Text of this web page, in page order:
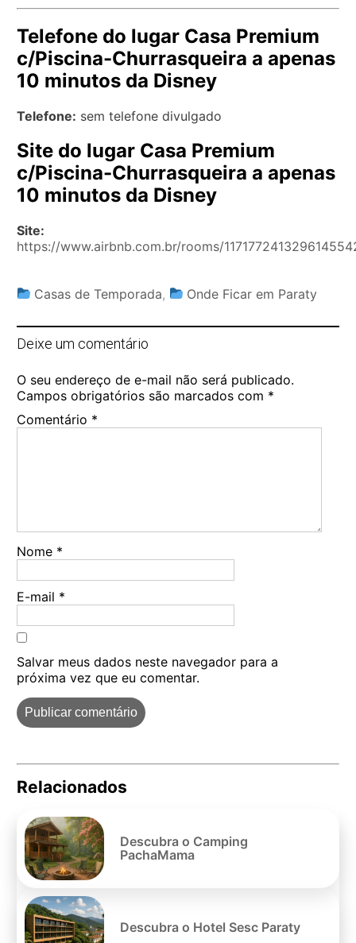
Telefone do lugar Casa Premium
c/Piscina-Churrasqueira a apenas
10 minutos da Disney
Telefone: sem telefone divulgado
Site do lugar Casa Premium
c/Piscina-Churrasqueira a apenas
10 minutos da Disney
Site:
https://www.airbnb.com.br/rooms/
Casas de Temporada, Onde Ficar em Paraty
Deixe um comentário
O seu endereço de e-mail não será publicado.
Campos obrigatórios são marcados com *
Comentário *
Nome *
E-mail *
Salvar meus dados neste navegador para a
próxima vez que eu comentar.
Relacionados
Descubra o Camping
PachaMama
Descubra o Hotel Sesc Paraty